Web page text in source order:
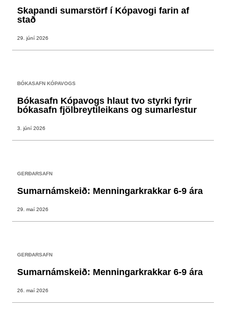
Skapandi sumarstörf í Kópavogi farin af
stað
29. júní 2026
BÓKASAFN KÓPAVOGS
Bókasafn Kópavogs hlaut tvo styrki fyrir
bókasafn fjölbreytileikans og sumarlestur
3. júní 2026
GERÐARSAFN
Sumarnámskeið: Menningarkrakkar 6-9 ára
29. maí 2026
GERÐARSAFN
Sumarnámskeið: Menningarkrakkar 6-9 ára
26. maí 2026